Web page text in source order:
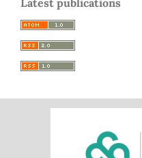
Latest publications